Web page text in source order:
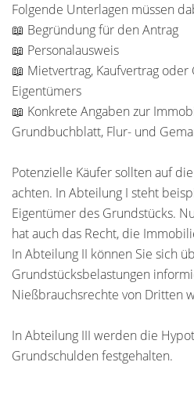
Folgende Unterlagen müssen
📖 Begründung für den Antrag
📖 Personalausweis
📖 Mietvertrag, Kaufvertrag
Eigentümers
📖 Konkrete Angaben zur
Grundbuchblatt, Flur- und
Potenzielle Käufer sollten auf
achten. In Abteilung I steht
Eigentümer des Grundstücks.
hat auch das Recht, die
In Abteilung II können Sie sich
Grundstücksbelastungen
Nießbrauchsrechte von Dritten
In Abteilung III werden die
Grundschulden festgehalten.